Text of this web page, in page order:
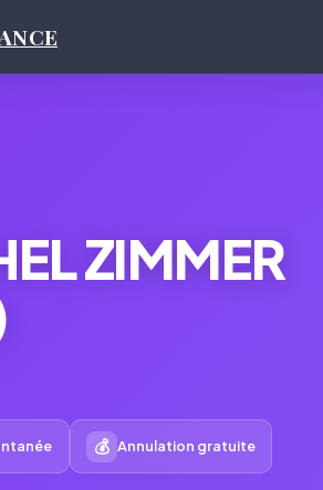
ZIMMER
💰 Annulation gratuite